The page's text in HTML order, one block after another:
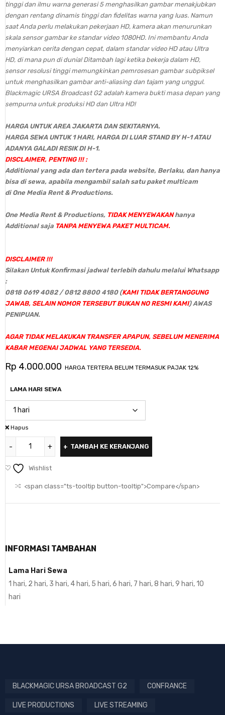
tinggi dan ilmu warna generasi 5 menghasilkan gambar menakjubkan
dengan rentang dinamis tinggi dan fidelitas warna yang luas. Namun
saat Anda perlu melakukan pekerjaan HD, kamera akan menurunkan
skala sensor gambar ke standar video 1080HD. Ini membantu Anda
menyiarkan cerita dengan cepat, dalam standar video HD atau Ultra
HD, di mana pun di dunia! Ditambah lagi ketika bekerja dalam HD,
sensor resolusi tinggi memungkinkan pemrosesan gambar subpiksel
untuk menghasilkan gambar anti-aliasing dan tajam yang unggul.
Blackmagic URSA Broadcast G2 adalah kamera bukti masa depan yang
sempurna untuk produksi HD dan Ultra HD!
HARGA UNTUK AREA JAKARTA DAN SEKITARNYA.
HARGA SEWA UNTUK 1 HARI, HARGA DI LUAR STAND BY H-1 ATAU
ADANYA GALADI RESIK DI H-1.
DISCLAIMER, PENTING !!! :
Additional yang ada dan tertera pada website, Berlaku, dan hanya
bisa di sewa, apabila mengambil salah satu paket multicam
di One Media Rent & Productions.
One Media Rent & Productions, TIDAK MENYEWAKANhanya
Additional saja TANPA MENYEWA PAKET MULTICAM.
DISCLAIMER !!!
Silakan Untuk Konfirmasi jadwal terlebih dahulu melalui Whatsapp
:
0818 0619 4082 / 0812 8800 4180 (KAMI TIDAK BERTANGGUNG
JAWAB, SELAIN NOMOR TERSEBUT BUKAN NO RESMI KAMI) AWAS
PENIPUAN.
AGAR TIDAK MELAKUKAN TRANSFER APAPUN, SEBELUM MENERIMA
KABAR MEGENAI JADWAL YANG TERSEDIA.
Rp 4.000.000 HARGA TERTERA BELUM TERMASUK PAJAK 12%
LAMA HARI SEWA
Hapus
TAMBAH KE KERANJANG
Wishlist
<span class="ts-tooltip button-tooltip">Compare</span>
INFORMASI TAMBAHAN
Lama Hari Sewa
1 hari, 2 hari, 3 hari, 4 hari, 5 hari, 6 hari, 7 hari, 8 hari, 9 hari, 10
hari
BLACKMAGIC URSA BROADCAST G2 CONFRANCE
LIVE PRODUCTIONS LIVE STREAMING